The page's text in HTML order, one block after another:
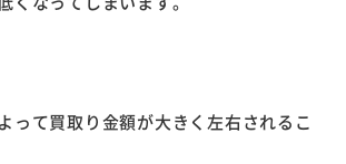
って買取り金額が大きく左右されるこ